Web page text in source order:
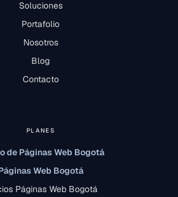
Soluciones
Portafolio
Nosotros
Blog
Contacto
PLANES
de Páginas Web Bogotá
Web Bogotá
Páginas Web Bogotá